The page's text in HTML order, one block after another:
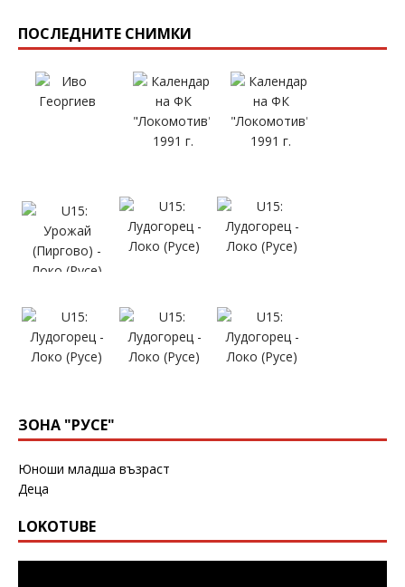
ПОСЛЕДНИТЕ СНИМКИ
ЗОНА "РУСЕ"
Юноши младша възраст
Деца
LOKOTUBE